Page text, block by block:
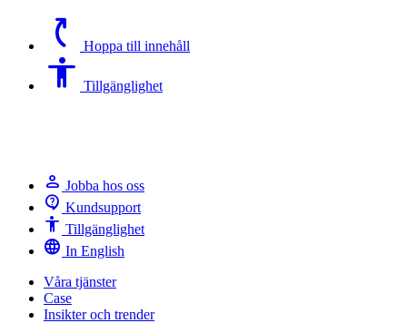
switch_access_shortcut Hoppa till innehåll
Accessibility Tillgänglighet
person Jobba hos oss
contact_support Kundsupport
Accessibility Tillgänglighet
language In English
Våra tjänster
Case
Insikter och trender